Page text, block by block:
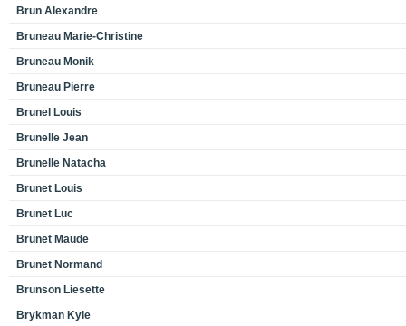
Brun Alexandre
Bruneau Marie-Christine
Bruneau Monik
Bruneau Pierre
Brunel Louis
Brunelle Jean
Brunelle Natacha
Brunet Louis
Brunet Luc
Brunet Maude
Brunet Normand
Brunson Liesette
Brykman Kyle